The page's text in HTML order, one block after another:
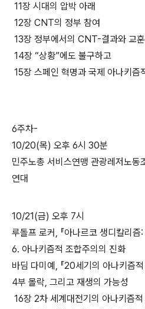
11장 시대의 압박 아래
12장 CNT의 정부 참여
13장 정부에서의 CNT-결과와 교훈
14장 “상황”에도 불구하고
15장 스페인 혁명과 국제 아나키즘
6주차-
10/20(목) 오후 6시 30분
민주노총 서비스연맹 관광레저노동
연대
10/21(금) 오후 7시
루돌프 로커, 『아나르코 생디칼리즘:
6. 아나키즘적 조합주의의 진화
바딤 다미예, 『20세기의 아나키즘적
4부 몰락, 그리고 재생의 가능성
16장 2차 세계대전기의 아나키즘적